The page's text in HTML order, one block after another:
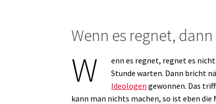
Wenn es regnet,
W enn es regnet, regnet es nicht
Stunde warten. Dann bricht
Ideologen gewonnen. Das
kann man nichts machen, so ist eben die